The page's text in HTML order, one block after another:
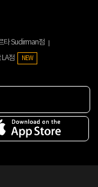
타 Sudirman점
LA점 NEW